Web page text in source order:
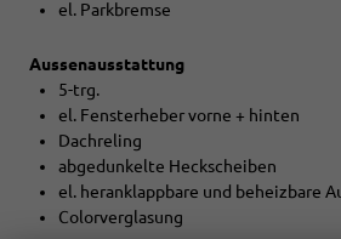
el. Parkbremse
Aussenausstattung
5-trg.
el. Fensterheber vorne + hinten
Dachreling
abgedunkelte Heckscheiben
el. heranklappbare und beheizbare
Colorverglasung